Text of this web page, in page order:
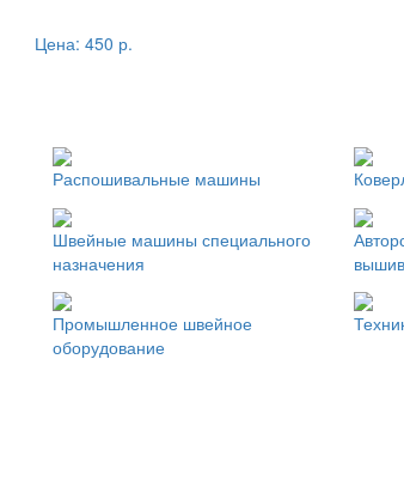
Цена: 450 р.
Распошивальные машины
Швейные машины специального
назначения
Промышленное швейное
оборудование